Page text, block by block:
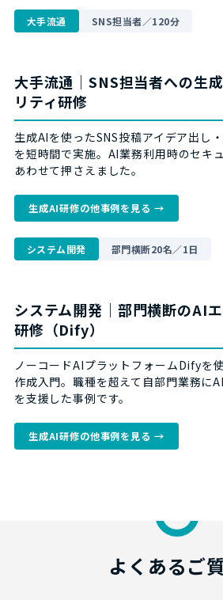
大手流通 SNS担当者／120分
大手流通｜SNS担当者への生
リティ研修
生成AIを使ったSNS投稿アイデア出し
を短時間で実施。AI業務利用時のセキ
あわせて押さえました。
生成AI研修の他事例を見る →
システム開発 部門横断20名／1日
システム開発｜部門横断のAI
研修（Dify）
ノーコードAIプラットフォームDifyを
作成入門。職種を超えて自部門業務に
を支援した事例です。
生成AI研修の他事例を見る →
よくあるご